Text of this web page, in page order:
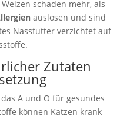
schaden mehr, als
auslösen und sind
Nassfutter verzichtet auf
Zutaten
A und O für gesundes
können Katzen krank